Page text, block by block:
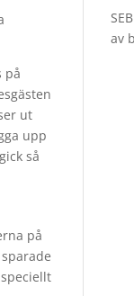
på
ut
upp
så
på
av